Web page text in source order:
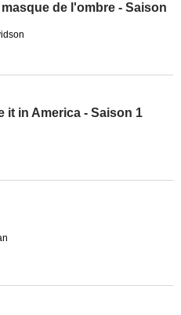
de l'ombre - Saison
it in America - Saison 1